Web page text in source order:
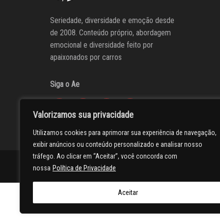
Valorizamos sua privacidade
Utilizamos cookies para aprimorar sua experiência de navegação,
exibir anúncios ou conteúdo personalizado e analisar nosso
tráfego. Ao clicar em “Aceitar”, você concorda com
nossa Política de Privacidade
Aceitar
Seriedade, diversidade e emoção desde
de 2008. Conteúdo próprio, abordagem
emocional e diversidade feito por
apaixonados por carros
Siga o Ae
AUTOentusiastas Editores